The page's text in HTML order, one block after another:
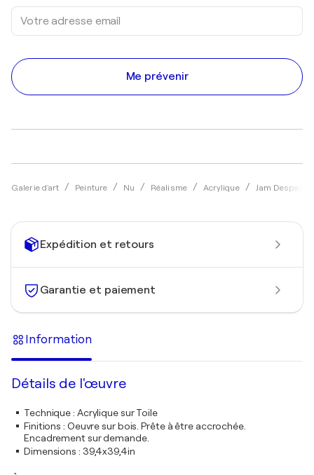
Galerie d'art Peinture Nu Réalisme Acrylique Jam Despas
Me prévenir
Expédition et retours
Garantie et paiement
Information
Détails de l'œuvre
Technique: Acrylique sur Toile
Finitions : Oeuvre sur bois. Prête à être accrochée.
Encadrement sur demande.
Dimensions : 39,4x39,4in